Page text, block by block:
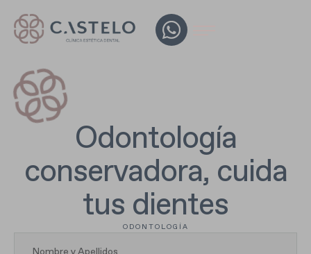
Odontología
conservadora, cuida
tus dientes
ODONTOLOGÍA